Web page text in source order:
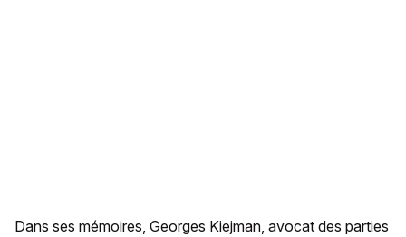
Dans ses mémoires, Georges Kiejman, avocat des parties